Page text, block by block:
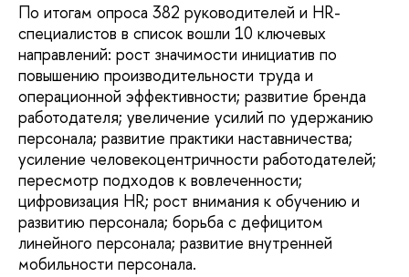
По итогам опроса 382 руководителей и HR-
специалистов в список вошли 10 ключевых
направлений: рост значимости инициатив по
повышению производительности труда и
операционной эффективности; развитие бренда
работодателя; увеличение усилий по удержанию
персонала; развитие практики наставничества;
усиление человекоцентричности работодателей;
пересмотр подходов к вовлеченности;
цифровизация HR; рост внимания к обучению и
развитию персонала; борьба с дефицитом
линейного персонала; развитие внутренней
мобильности персонала.